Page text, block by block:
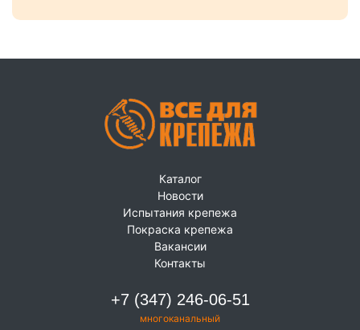
Каталог
Новости
Испытания крепежа
Покраска крепежа
Вакансии
Контакты
+7 (347) 246-06-51
многоканальный